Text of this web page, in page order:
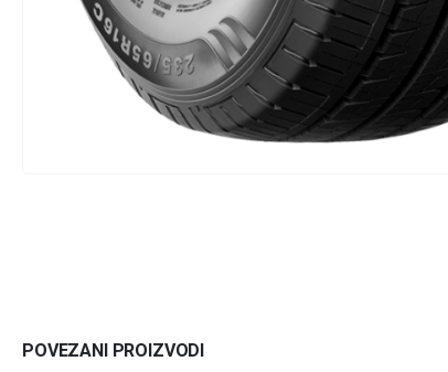
POVEZANI PROIZVODI